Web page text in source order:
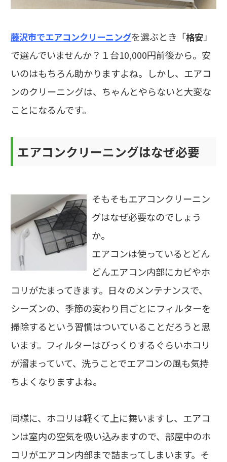
藤沢市でエアコンクリーニングを選ぶとき「格安 」
で選んでいませんか？１台10,000円前後から。安
いのはもちろん助かりますよね。しかし、エアコ
ンのクリーニングは、ちゃんとやらないと大変な
ことになるんです。
エアコンクリーニングはなぜ必要
そもそもエアコンクリーニン
グはなぜ必要なのでしょう
か。
エアコンは使っているとどん
どんエアコン内部にカビやホ
コリがたまってきます。日々のメンテナンスで、
シーズンの、季節の変わり目ごとにフィルターを
掃除するという習慣はついていることだろうと思
います。フィルターはびっくりするぐらいホコリ
が溜まっていて、洗うことでエアコンの風も気持
ちよくなりますよね。
同様に、ホコリは軽くて上に舞いますし、エアコ
ンは室内の空気を吸い込みますので、部屋中のホ
コリがエアコン内部まで詰まってしまいます。そ